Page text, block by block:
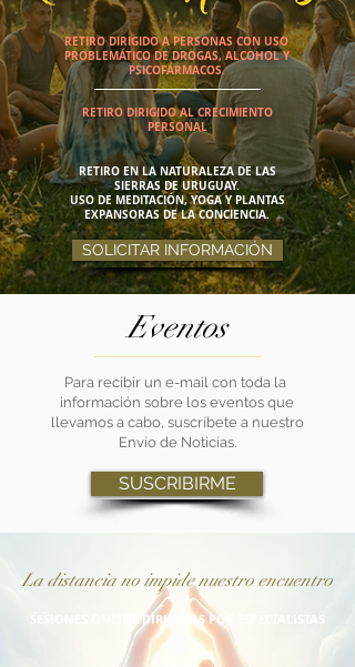
RETIRO DIRIGIDO A PERSONAS CON USO
PROBLEMÁTICO DE DROGAS, ALCOHOL Y
PSICOFÁRMACOS.
RETIRO DIRIGIDO AL CRECIMIENTO
PERSONAL
RETIRO EN LA NATURALEZA DE LAS
SIERRAS DE URUGUAY.
USO DE MEDITACIÓN,YOGA Y PLANTAS
EXPANSORAS DE LA CONCIENCIA.
SOLICITAR INFORMACIÓN
Eventos
Para recibir un e-mail con toda la
información sobre los eventos que
llevamos a cabo, suscríbete a nuestro
Envío de Noticias.
SUSCRIBIRME
La distancia no impide nuestro encuentro
SESIONES ONLINE DIRIGIDAS POR ESPECIALISTAS